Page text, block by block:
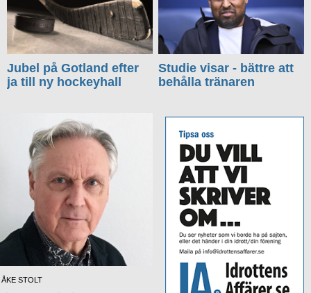
Jubel på Gotland efter
ja till ny hockeyhall
Studie visar - bättre att
behålla tränaren
ÅKE STOLT